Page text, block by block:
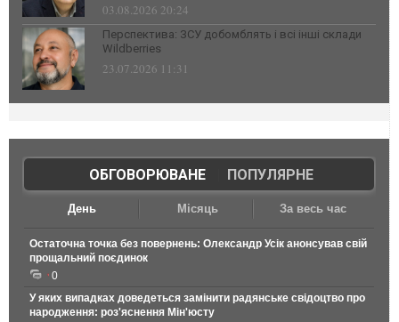
03.08.2026 20:24
Перспектива: ЗСУ добомблять і всі інші склади
Wildberries
23.07.2026 11:31
ОБГОВОРЮВАНЕ| ПОПУЛЯРНЕ
День Місяць За весь час
Остаточна точка без повернень: Олександр Усік анонсував свій
прощальний поєдинок
0
У яких випадках доведеться замінити радянське свідоцтво про
народження: роз'яснення Мін'юсту